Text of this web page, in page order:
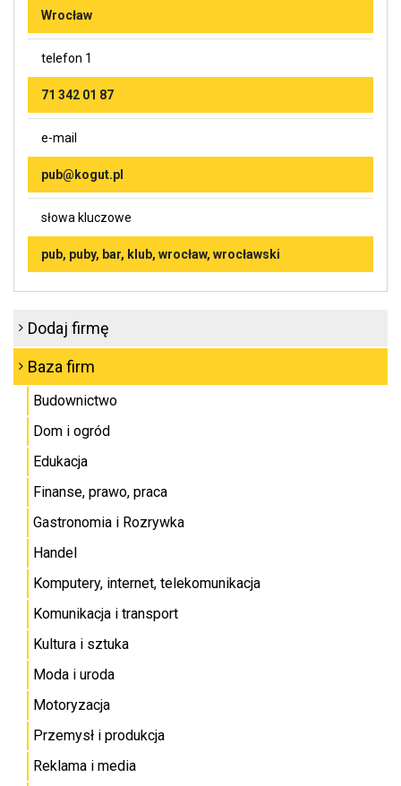
Wrocław
telefon 1
71 342 01 87
e-mail
pub@kogut.pl
słowa kluczowe
pub, puby, bar, klub, wrocław, wrocławski
Dodaj firmę
Baza firm
Budownictwo
Dom i ogród
Edukacja
Finanse, prawo, praca
Gastronomia i Rozrywka
Handel
Komputery, internet, telekomunikacja
Komunikacja i transport
Kultura i sztuka
Moda i uroda
Motoryzacja
Przemysł i produkcja
Reklama i media